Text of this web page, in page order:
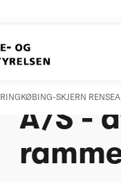
RINGKØBING-SKJERN
A/S -